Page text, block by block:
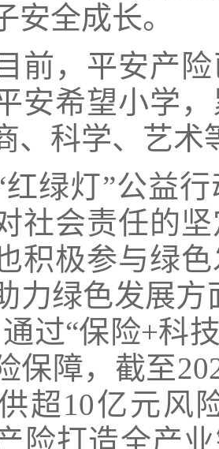
安全成长。
前，平安产
安希望小学
、科学、艺术
红绿灯”公益
社会责任的
积极参与绿
力绿色发展
过“保险+科
保障， 截至
超10亿元风
险打造全产